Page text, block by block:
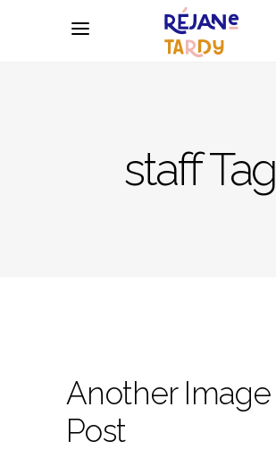
staff Tag
Another Image
Post